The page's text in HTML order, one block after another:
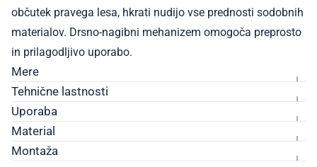
občutek pravega lesa, hkrati nudijo vse prednosti sodobnih
materialov. Drsno-nagibni mehanizem omogoča preprosto
in prilagodljivo uporabo.
Mere
Tehnične lastnosti
Uporaba
Material
Montaža